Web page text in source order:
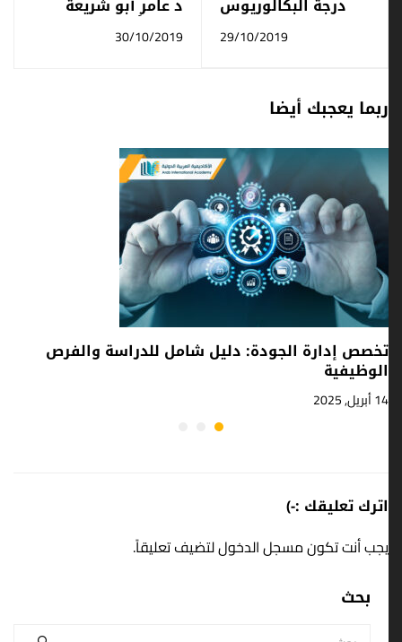
درجة البكالوريوس
تخصص إدارة الأعمال
للطلاب السوريين
29/10/2019
د عامر أبو شريعة
مشرفاً على قسم
الإدارة الصحية
30/10/2019
ربما يعجبك أيضا
تخصص إدارة الجودة: دليل شامل للدراسة والفرص
الوظيفية
14 أبريل, 2025
اترك تعليقك :-)
يجب أنت تكونمسجل الدخوللتضيف تعليقاً.
بحث